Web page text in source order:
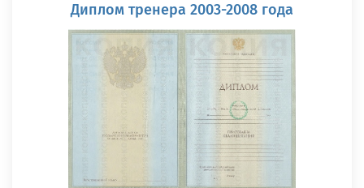
Диплом тренера 2003-2008 года